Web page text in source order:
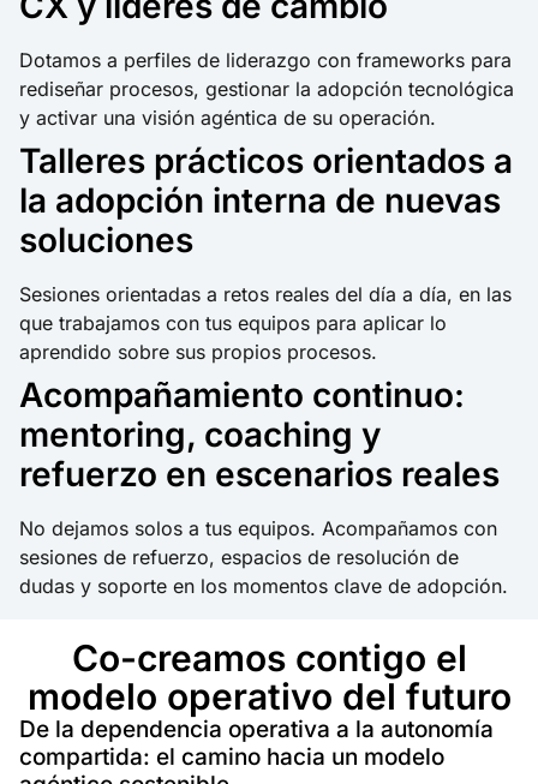
Dotamos a perfiles de liderazgo con frameworks para
rediseñar procesos, gestionar la adopción tecnológica
y activar una visión agéntica de su operación.
Talleres prácticos orientados a
la adopción interna de nuevas
soluciones
Sesiones orientadas a retos reales del día a día, en las
que trabajamos con tus equipos para aplicar lo
aprendido sobre sus propios procesos.
Acompañamiento continuo:
mentoring, coaching y
refuerzo en escenarios reales
No dejamos solos a tus equipos. Acompañamos con
sesiones de refuerzo, espacios de resolución de
dudas y soporte en los momentos clave de adopción.
Co-creamos contigo el
modelo operativo del futuro
De la dependencia operativa a la autonomía
compartida: el camino hacia un modelo